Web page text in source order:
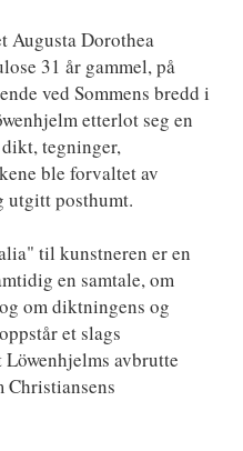
Augusta Dorothea
31 år gammel, på
ved Sommens bredd i
etterlot seg en
tegninger,
ble forvaltet av
utgitt posthumt.
til kunstneren er en
en samtale, om
om diktningens og
et slags
avbrutte